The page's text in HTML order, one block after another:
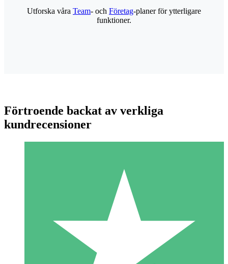
Individuella Kreditpaket
Betala per användning med nedladdningskrediter. Inget
1 Nedladdningar
Utforska våra Team- och Företag-planer för ytterligare
funktioner.
Förtroende backat av verkliga
kundrecensioner